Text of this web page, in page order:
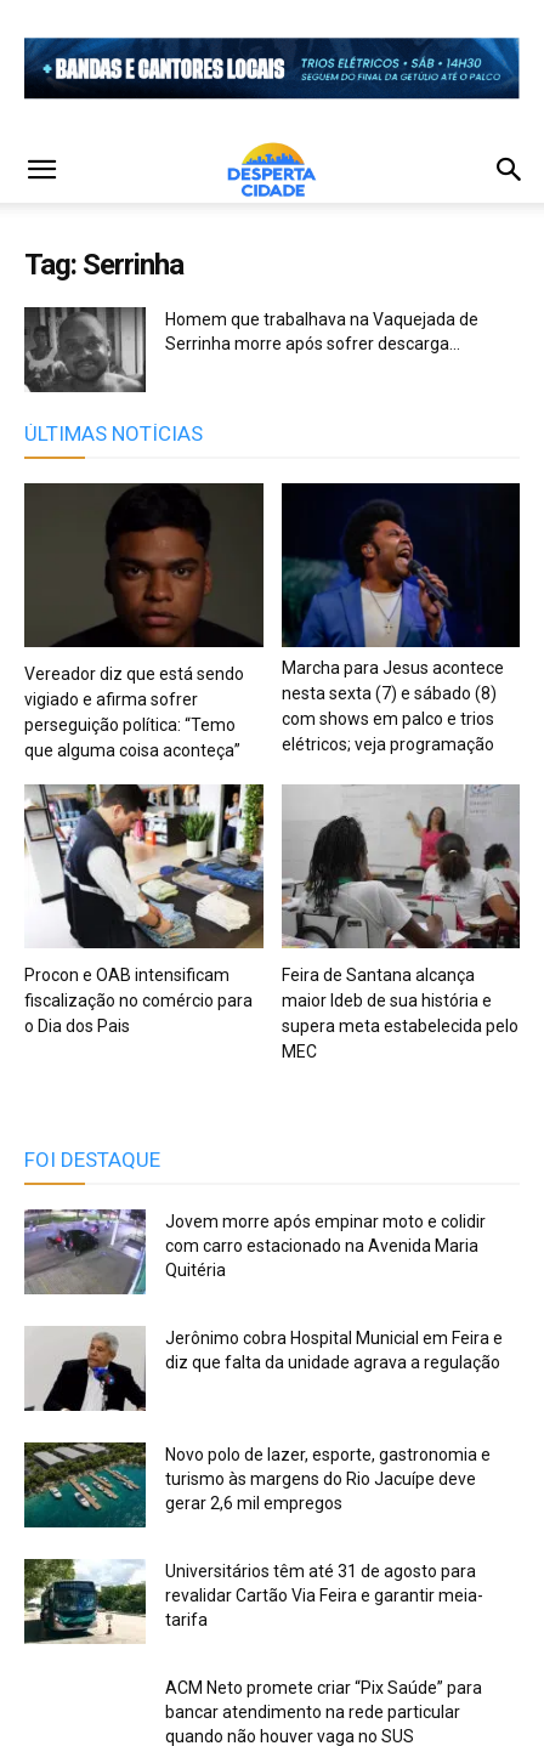
Tag: Serrinha
Homem que trabalhava na Vaquejada de
Serrinha morre após sofrer descarga...
ÚLTIMAS NOTÍCIAS
Vereador diz que está sendo
vigiado e afirma sofrer
perseguição política: “Temo
que alguma coisa aconteça”
Marcha para Jesus acontece
nesta sexta (7) e sábado (8)
com shows em palco e trios
elétricos; veja programação
Procon e OAB intensificam
fiscalização no comércio para
o Dia dos Pais
Feira de Santana alcança
maior Ideb de sua história e
supera meta estabelecida pelo
MEC
FOI DESTAQUE
Jovem morre após empinar moto e colidir
com carro estacionado na Avenida Maria
Quitéria
Jerônimo cobra Hospital Municial em Feira e
diz que falta da unidade agrava a regulação
Novo polo de lazer, esporte, gastronomia e
turismo às margens do Rio Jacuípe deve
gerar 2,6 mil empregos
Universitários têm até 31 de agosto para
revalidar Cartão Via Feira e garantir meia-
tarifa
ACM Neto promete criar “Pix Saúde” para
bancar atendimento na rede particular
quando não houver vaga no SUS